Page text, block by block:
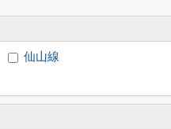
仙山線